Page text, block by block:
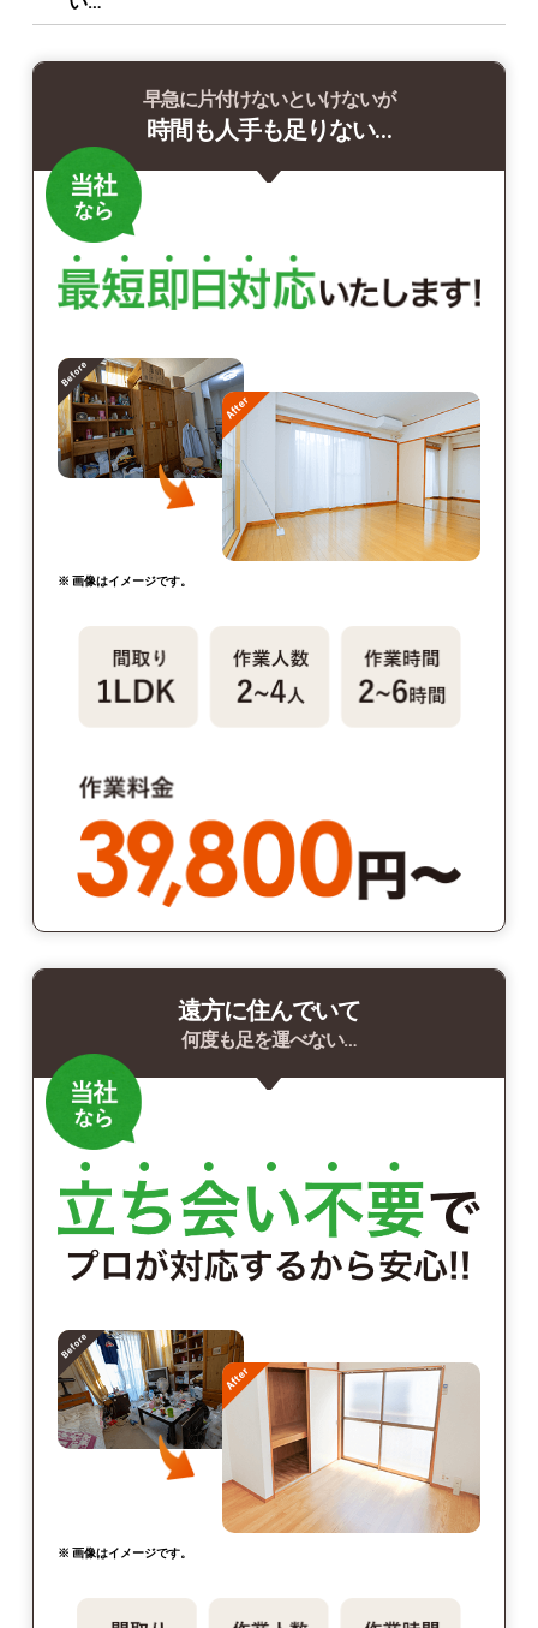
早急に片付けないといけないが
時間も人手も足りない…
※ 画像はイメージです。
遠方に住んでいて
何度も足を運べない…
※ 画像はイメージです。